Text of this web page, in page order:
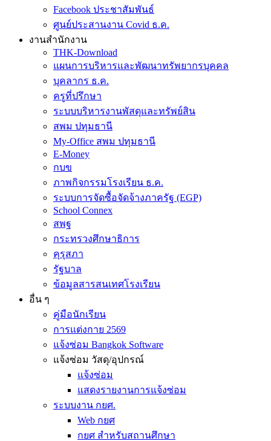
Facebook ประชาสัมพันธ์
ศูนย์ประสานงาน Covid ธ.ค.
งานสำนักงาน
THK-Download
แผนการบริหารและพัฒนาทรัพยากรบุคคล
บุคลากร ธ.ค.
ครูที่ปรึกษา
ระบบบริหารงานพัสดุและทรัพย์สิน
สพม ปทุมธานี
My-Office สพม ปทุมธานี
E-Money
กบข
ภาพกิจกรรมโรงเรียน ธ.ค.
ระบบการจัดซื้อจัดจ้างภาครัฐ (EGP)
School Connex
สพฐ
กระทรวงศึกษาธิการ
คุรุสภา
รัฐบาล
ข้อมูลสารสนเทศโรงเรียน
อื่น ๆ
คู่มือนักเรียน
การแต่งกาย 2569
แจ้งซ่อม Bangkok Software
แจ้งซ่อม วัสดุ/อุปกรณ์
แจ้งซ่อม
แสดงรายงานการแจ้งซ่อม
ระบบงาน กยศ.
Web กยศ
กยศ สำหรับสถานศึกษา